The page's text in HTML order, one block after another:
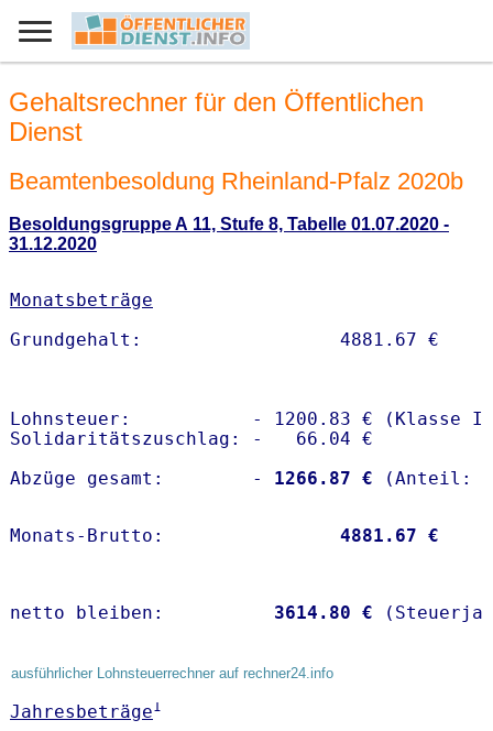
Gehaltsrechner für den Öffentlichen
Dienst
Beamtenbesoldung Rheinland-Pfalz 2020b
Besoldungsgruppe A 11, Stufe 8, Tabelle 01.07.2020 -
31.12.2020
Monatsbeträge
Lohnsteuer:           - 1200.83 € (Klasse I)
Solidaritätszuschlag: -   66.04 €
Abzüge gesamt:        -
1266.87 €
Monats-Brutto: 4881.67 €
netto bleiben: 3614.80 €
ausführlicher Lohnsteuerrechner auf rechner24.info
Jahresbeträge1